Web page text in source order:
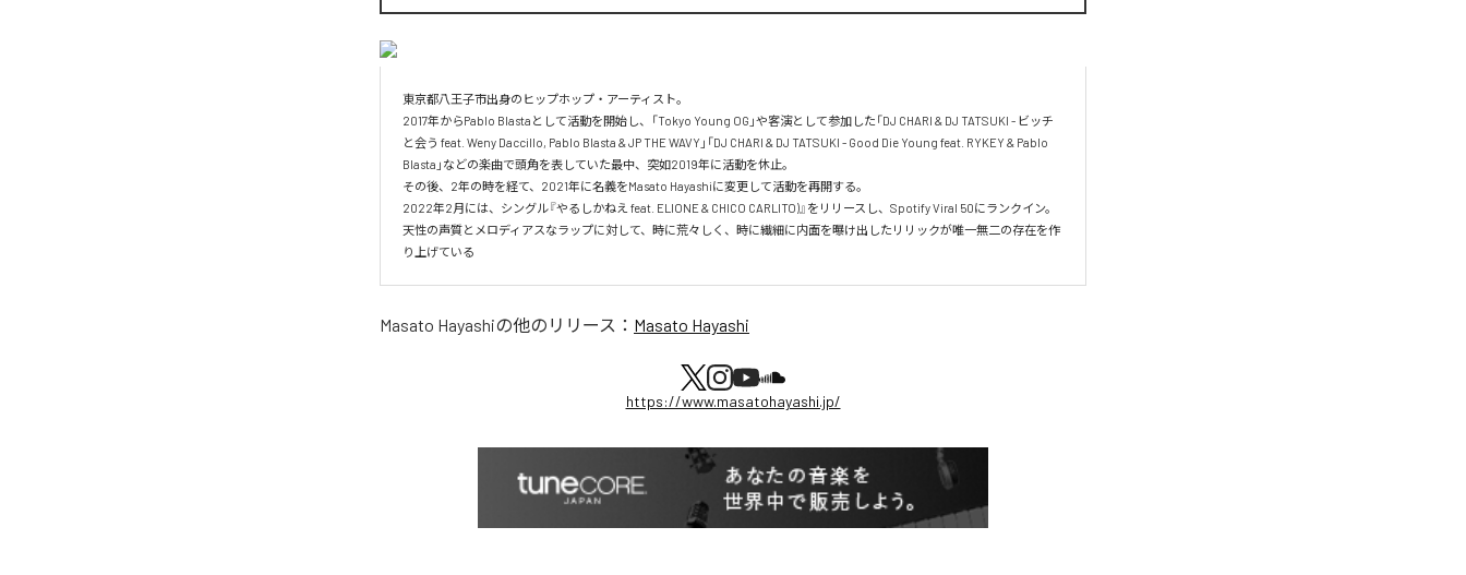
東京都八王子市出身のヒップホップ・アーティスト。
2017年からPablo Blastaとして活動を開始し、「Tokyo Young OG」や客演として参加した「DJ CHARI & DJ TATSUKI - ビッチ
と会う feat. Weny Daccillo, Pablo Blasta & JP THE WAVY」「DJ CHARI & DJ TATSUKI - Good Die Young feat. RYKEY & Pablo
Blasta」などの楽曲で頭角を表していた最中、突如2019年に活動を休止。
その後、2年の時を経て、2021年に名義をMasato Hayashiに変更して活動を再開する。
2022年2月には、シングル『やるしかねえ feat. ELIONE & CHICO CARLITO)』をリリースし、Spotify Viral 50にランクイン。
天性の声質とメロディアスなラップに対して、時に荒々しく、時に繊細に内面を曝け出したリリックが唯一無二の存在を作
り上げている
Masato Hayashiの他のリリース： Masato Hayashi
https://www.masatohayashi.jp/